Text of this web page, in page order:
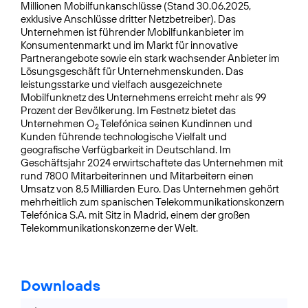
Millionen Mobilfunkanschlüsse (Stand 30.06.2025,
exklusive Anschlüsse dritter Netzbetreiber). Das
Unternehmen ist führender Mobilfunkanbieter im
Konsumentenmarkt und im Markt für innovative
Partnerangebote sowie ein stark wachsender Anbieter im
Lösungsgeschäft für Unternehmenskunden. Das
leistungsstarke und vielfach ausgezeichnete
Mobilfunknetz des Unternehmens erreicht mehr als 99
Prozent der Bevölkerung. Im Festnetz bietet das
Unternehmen O2Telefónica seinen Kundinnen und
Kunden führende technologische Vielfalt und
geografische Verfügbarkeit in Deutschland. Im
Geschäftsjahr 2024 erwirtschaftete das Unternehmen mit
rund 7800 Mitarbeiterinnen und Mitarbeitern einen
Umsatz von 8,5 Milliarden Euro. Das Unternehmen gehört
mehrheitlich zum spanischen Telekommunikationskonzern
Telefónica S.A. mit Sitz in Madrid, einem der großen
Telekommunikationskonzerne der Welt.
Downloads